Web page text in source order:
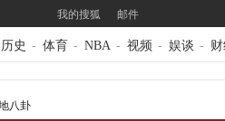
我的搜狐 邮件
历史 - 体育 - NBA - 视频 - 娱谈 -
八卦